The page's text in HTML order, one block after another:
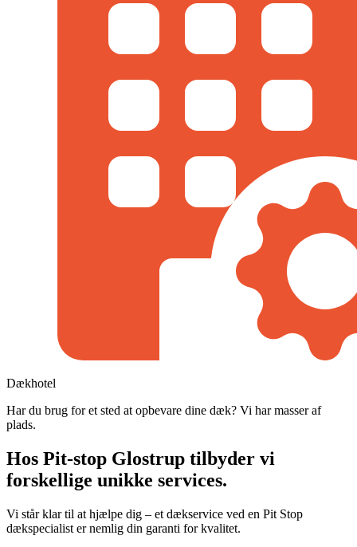
Dækhotel
Har du brug for et sted at opbevare dine dæk? Vi har masser af
plads.
Hos Pit-stop Glostrup tilbyder vi
forskellige unikke services.
Vi står klar til at hjælpe dig – et dækservice ved en Pit Stop
dækspecialist er nemlig din garanti for kvalitet.